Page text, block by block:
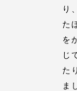
り
た
を
じ
た
ま